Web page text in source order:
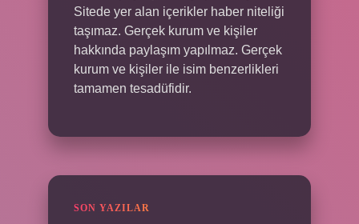
Sitede yer alan içerikler haber niteliği
taşımaz. Gerçek kurum ve kişiler
hakkında paylaşım yapılmaz. Gerçek
kurum ve kişiler ile isim benzerlikleri
tamamen tesadüfidir.
SON YAZILAR